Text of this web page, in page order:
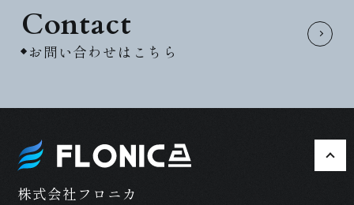
Contact
お問い合わせはこちら
株式会社フロニカ